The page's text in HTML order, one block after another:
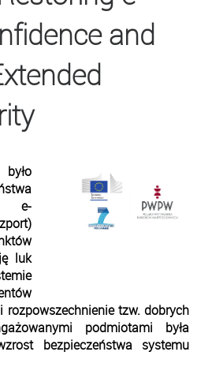
and
e-
luk
tzw. dobrych
podmiotami była
bezpieczeństwa systemu